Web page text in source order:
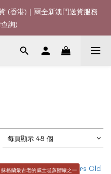
(香港)｜🆕全新澳門送貨服務
詢)
(香港)｜🆕全新澳門送貨服務
詢)
蹤我地😊｜🤵👰Wine Couple
每頁顯示 48 個
蘇格蘭最古老的威士忌蒸餾廠之一